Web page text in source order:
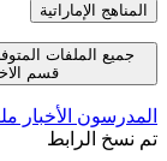
المناهج الإماراتية
جميع الملفات
قسم
المدرسون الأخبار
تم نسخ الرابط